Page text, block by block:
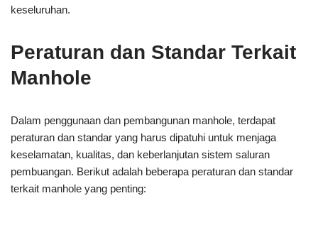
keseluruhan.
Peraturan dan Standar Terkait
Manhole
Dalam penggunaan dan pembangunan manhole, terdapat
peraturan dan standar yang harus dipatuhi untuk menjaga
keselamatan, kualitas, dan keberlanjutan sistem saluran
pembuangan. Berikut adalah beberapa peraturan dan standar
terkait manhole yang penting: